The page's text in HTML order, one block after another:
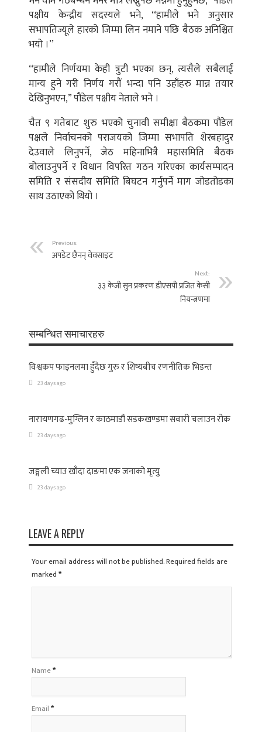
पक्षीय केन्द्रीय सदस्यले भने, ‘‘हामीले भने अनुसार
सभापतिज्यूले हारको जिम्मा लिन नमाने पछि बैठक अनिश्चित
भयो ।’’
‘‘हामीले निर्णयमा केही त्रुटी भएका छन्, त्यसैले सबैलाई
मान्य हुने गरी निर्णय गरौं भन्दा पनि उहाँहरु मान्न तयार
देखिनुभएन,” पौडेल पक्षीय नेताले भने ।
चैत ९ गतेबाट शुरु भएको चुनावी समीक्षा बैठकमा पौडेल
पक्षले निर्वाचनको पराजयको जिम्मा सभापति शेरबहादुर
देउवाले लिनुपर्ने, जेठ महिनाभित्रै महासमिति बैठक
बोलाउनुपर्ने र विधान विपरित गठन गरिएका कार्यसम्पादन
समिति र संसदीय समिति बिघटन गर्नुपर्ने माग जोडतोडका
साथ उठाएको थियो ।
Previous:
अपडेट छैनन् वेवसाइट
Next:
३३ केजी सुन प्रकरण डीएसपी प्रजित केसी
नियन्त्रणमा
सम्बन्धित समाचारहरु
विश्वकप फाइनलमा हुँदैछ गुरु र शिष्यबीच रणनीतिक भिडन्त
23 days ago
नारायणगढ-मुग्लिन र काठमाडौं सडकखण्डमा सवारी चलाउन रोक
23 days ago
जङ्गली च्याउ खाँदा दाङमा एक जनाको मृत्यु
23 days ago
LEAVE A REPLY
Your email address will not be published. Required fields are
marked*
Name*
Email*